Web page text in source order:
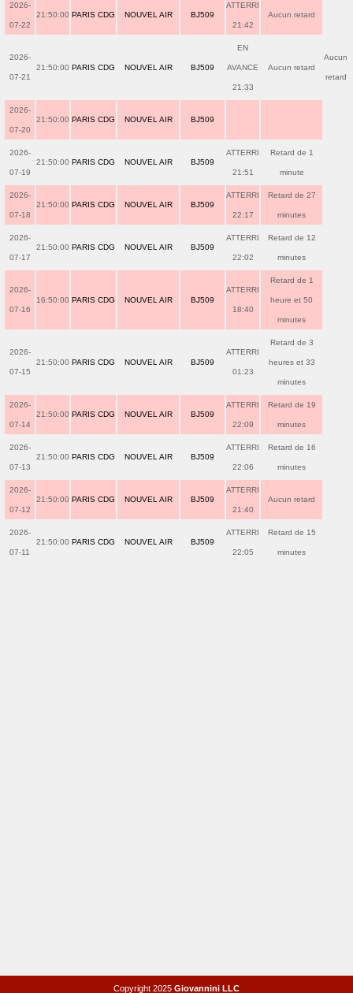
2026-
07-22
21:50:00 PARIS CDG NOUVEL AIR BJ509
ATTERRI
21:42
Aucun retard
2026-
07-21
21:50:00 PARIS CDG NOUVEL AIR BJ509
EN
AVANCE
21:33
Aucun retard
Aucun
retard
2026-
07-20
21:50:00 PARIS CDG NOUVEL AIR BJ509
2026-
07-19
21:50:00 PARIS CDG NOUVEL AIR BJ509
ATTERRI
21:51
Retard de 1
minute
2026-
07-18
21:50:00 PARIS CDG NOUVEL AIR BJ509
ATTERRI
22:17
Retard de 27
minutes
2026-
07-17
21:50:00 PARIS CDG NOUVEL AIR BJ509
ATTERRI
22:02
Retard de 12
minutes
2026-
07-16
16:50:00 PARIS CDG NOUVEL AIR BJ509
ATTERRI
18:40
Retard de 1
heure et 50
minutes
2026-
07-15
21:50:00 PARIS CDG NOUVEL AIR BJ509
ATTERRI
01:23
Retard de 3
heures et 33
minutes
2026-
07-14
21:50:00 PARIS CDG NOUVEL AIR BJ509
ATTERRI
22:09
Retard de 19
minutes
2026-
07-13
21:50:00 PARIS CDG NOUVEL AIR BJ509
ATTERRI
22:06
Retard de 16
minutes
2026-
07-12
21:50:00 PARIS CDG NOUVEL AIR BJ509
ATTERRI
21:40
Aucun retard
2026-
07-11
21:50:00 PARIS CDG NOUVEL AIR BJ509
ATTERRI
22:05
Retard de 15
minutes
Copyright 2025 Giovannini LLC